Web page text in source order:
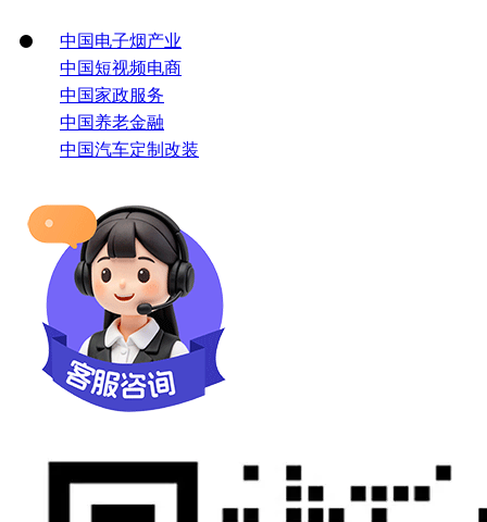
中国电子烟产业
中国短视频电商
中国家政服务
中国养老金融
中国汽车定制改装